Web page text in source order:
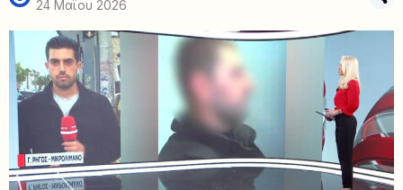
24 Μαΐου 2026